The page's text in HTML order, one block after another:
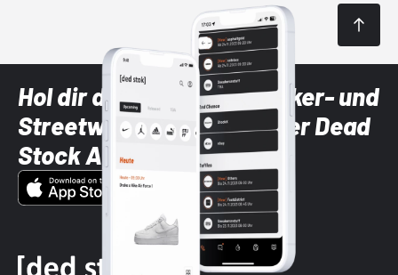
Hol dir die neuesten Sneaker- und
Streetwear-Brands mit der Dead
Stock App